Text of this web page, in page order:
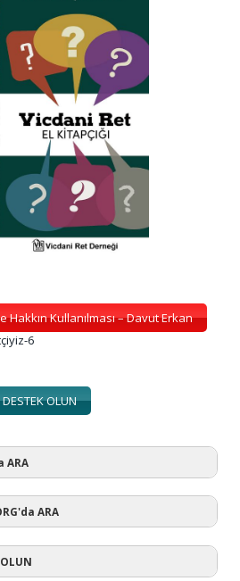
Hakkın Kullanılması – Davut Erkan
DESTEK OLUN
ARA
ARA